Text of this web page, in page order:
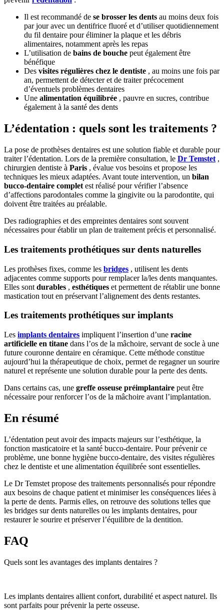
Il est recommandé de se brosser les dents au moins deux fois
par jour avec un dentifrice fluoré et d’utiliser quotidiennement
du fil dentaire pour éliminer la plaque et les débris
alimentaires, notamment après les repas
L’utilisation de bains de bouche peut également être
bénéfique
Des visites régulières chez le dentiste , au moins une fois par
an, permettent de détecter et de traiter précocement
d’éventuels problèmes dentaires
Une alimentation équilibrée , pauvre en sucres, contribue
également à la santé des dents
L’édentation : quels sont les traitements ?
La pose de prothèses dentaires est une solution fiable et durable pour
traiter l’édentation. Lors de la première consultation, le Dr Temstet ,
chirurgien dentiste à Paris , évalue vos besoins et propose les
techniques les mieux adaptées. Avant toute intervention, un bilan
bucco-dentaire complet est réalisé pour vérifier l’absence
d’affections parodontales comme la gingivite ou la parodontite, qui
doivent être traitées au préalable.
Des radiographies et des empreintes dentaires sont souvent
nécessaires pour établir un plan de traitement précis et personnalisé.
Les traitements prothétiques sur dents naturelles
Les prothèses fixes, comme les bridges , utilisent les dents
adjacentes comme supports pour remplacer la/les dents manquantes.
Elles sont durables , esthétiques et permettent de rétablir une bonne
mastication tout en préservant l’alignement des dents restantes.
Les traitements prothétiques sur implants
Les implants dentaires impliquent l’insertion d’une racine
artificielle en titane dans l’os de la mâchoire, servant de socle à une
future couronne dentaire en céramique. Cette méthode constitue
aujourd’hui la thérapeutique de choix, permet de regagner un sourire
naturel et représente une solution durable pour la perte des dents.
Dans certains cas, une greffe osseuse préimplantaire peut être
nécessaire pour renforcer l’os de la mâchoire avant l’implantation.
En résumé
L’édentation peut avoir des impacts majeurs sur l’esthétique, la
fonction masticatoire et la santé bucco-dentaire. Pour prévenir ce
problème, une bonne hygiène bucco-dentaire, des visites régulières
chez le dentiste et une alimentation équilibrée sont essentielles.
Le Dr Temstet propose des traitements personnalisés pour répondre
aux besoins de chaque patient et minimiser les conséquences liées à
la perte de dents. Parmis elles, on retrouve des solutions telles que
les bridges sur dents naturelles ou les implants dentaires, pour
restaurer le sourire et préserver l’équilibre de la dentition.
FAQ
Quels sont les avantages des implants dentaires ?
Les implants dentaires allient confort, durabilité et aspect naturel. Ils
sont parfaits pour prévenir la perte osseuse.